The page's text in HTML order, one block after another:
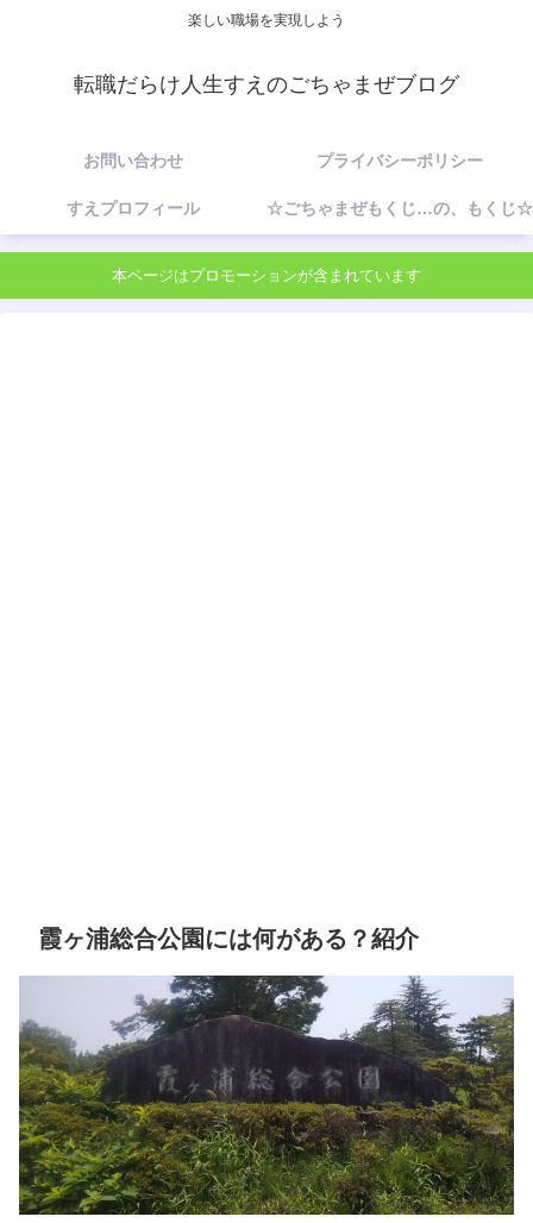
楽しい職場を実現しよう
転職だらけ人生すえのごちゃまぜブログ
お問い合わせ プライバシーポリシー
すえプロフィール ☆ごちゃまぜもくじ…の、もくじ☆
本ページはプロモーションが含まれています
霞ヶ浦総合公園には何がある？紹介